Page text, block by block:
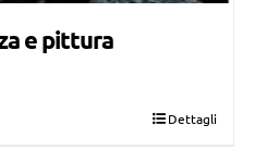
e pittura
Dettagli